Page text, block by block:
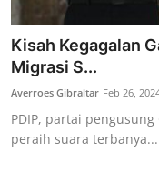
Kisah Kegagalan
Migrasi S...
Averroes Gibraltar Feb 26,
PDIP, partai
peraih suara terbanya...